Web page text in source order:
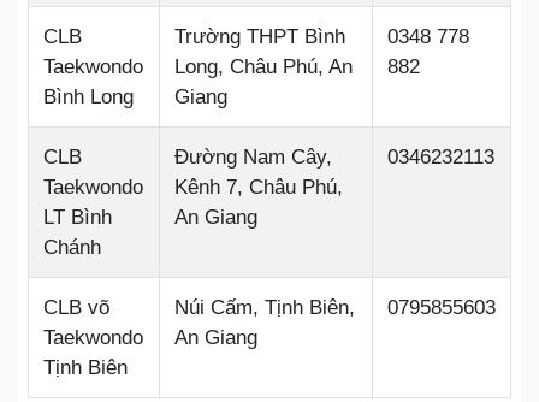
CLB
Taekwondo
Bình Long
Trường THPT Bình
Long, Châu Phú, An
Giang
0348 778
882
CLB
Taekwondo
LT Bình
Chánh
Đường Nam Cây,
Kênh 7, Châu Phú,
An Giang
0346232113
CLB võ
Taekwondo
Tịnh Biên
Núi Cấm, Tịnh Biên,
An Giang
0795855603